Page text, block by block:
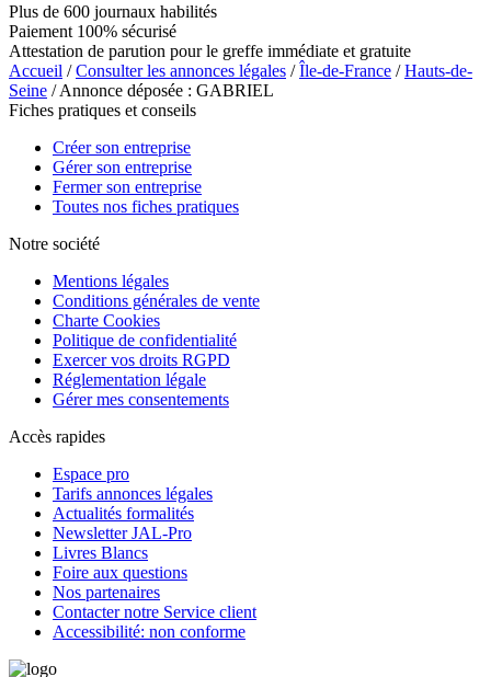
Plus de 600 journaux habilités
Paiement 100% sécurisé
Attestation de parution pour le greffe immédiate et gratuite
Accueil /Consulter les annonces légales /Île-de-France /Hauts-de-
Seine / Annonce déposée : GABRIEL
Fiches pratiques et conseils
Créer son entreprise
Gérer son entreprise
Fermer son entreprise
Toutes nos fiches pratiques
Notre société
Mentions légales
Conditions générales de vente
Charte Cookies
Politique de confidentialité
Exercer vos droits RGPD
Réglementation légale
Gérer mes consentements
Accès rapides
Espace pro
Tarifs annonces légales
Actualités formalités
Newsletter JAL-Pro
Livres Blancs
Foire aux questions
Nos partenaires
Contacter notre Service client
Accessibilité: non conforme